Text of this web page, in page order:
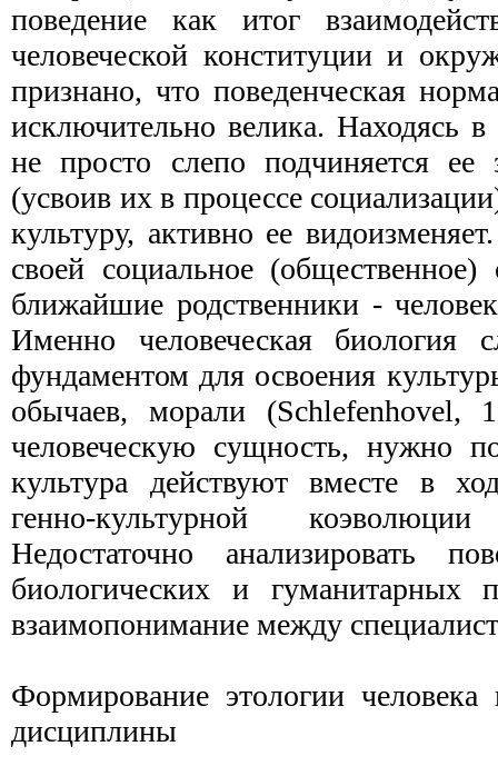
поведение как итог
человеческой конституции и
признано, что поведенческая
исключительно велика. Находясь
не просто слепо подчиняется ее
(усвоив их в процессе
куль­туру, активно ее
своей социальное
ближайшие родственники -
Именно человеческая биология
фундаментом для освоения
обычаев, морали (Schlefenhovel,
человеческую сущность, нужно
культура действуют вместе в
генно-культурной
Недостаточно анализировать
биологических и гуманитарных
взаимопонимание между
Формирование этологии человека
дисциплины